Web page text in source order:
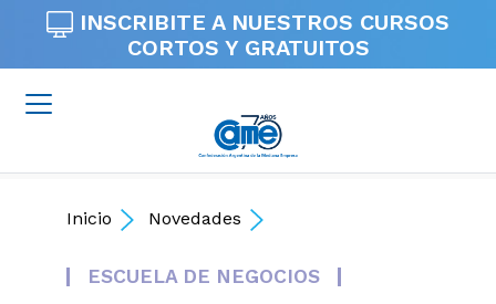
INSCRIBITE A NUESTROS CURSOS
CORTOS Y GRATUITOS
Inicio Novedades
ESCUELA DE NEGOCIOS